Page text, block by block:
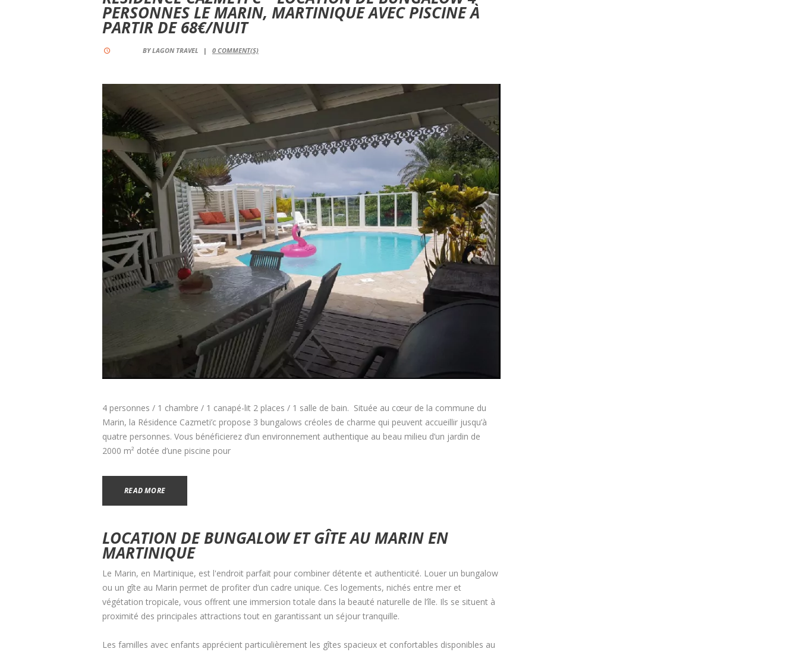
PERSONNES LE MARIN, MARTINIQUE AVEC PISCINE À
PARTIR DE 68€/NUIT
BYLAGON TRAVEL 0COMMENT(S)
4 personnes / 1 chambre / 1 canapé-lit 2 places / 1 salle de bain. Située au cœur de la commune du
Marin, la Résidence Cazmeti’c propose 3 bungalows créoles de charme qui peuvent accueillir jusqu’à
quatre personnes. Vous bénéficierez d’un environnement authentique au beau milieu d’un jardin de
2000 m² dotée d’une piscine pour
READ MORE
LOCATION DE BUNGALOW ET GÎTE AU MARIN EN
MARTINIQUE
Le Marin, en Martinique, est l'endroit parfait pour combiner détente et authenticité. Louer un bungalow
ou un gîte au Marin permet de profiter d’un cadre unique. Ces logements, nichés entre mer et
végétation tropicale, vous offrent une immersion totale dans la beauté naturelle de l’île. Ils se situent à
proximité des principales attractions tout en garantissant un séjour tranquille.
Les familles avec enfants apprécient particulièrement les gîtes spacieux et confortables disponibles au